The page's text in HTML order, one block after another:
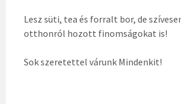
Lesz süti, tea és forralt bor, de
otthonról hozott finomságokat is!
Sok szeretettel várunk Mindenkit!